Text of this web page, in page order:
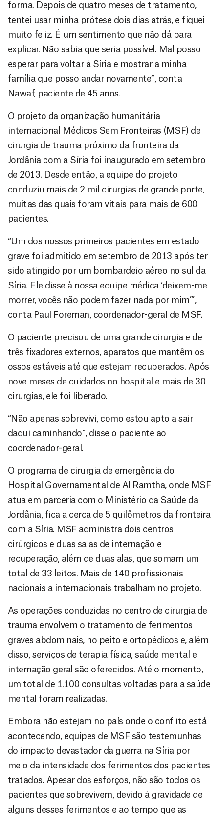
forma. Depois de quatro meses de tratamento,
tentei usar minha prótese dois dias atrás, e fiquei
muito feliz. É um sentimento que não dá para
explicar. Não sabia que seria possível. Mal posso
esperar para voltar à Síria e mostrar a minha
família que posso andar novamente”, conta
Nawaf, paciente de 45 anos.
O projeto da organização humanitária
internacional Médicos Sem Fronteiras (MSF) de
cirurgia de trauma próximo da fronteira da
Jordânia com a Síria foi inaugurado em setembro
de 2013. Desde então, a equipe do projeto
conduziu mais de 2 mil cirurgias de grande porte,
muitas das quais foram vitais para mais de 600
pacientes.
“Um dos nossos primeiros pacientes em estado
grave foi admitido em setembro de 2013 após ter
sido atingido por um bombardeio aéreo no sul da
Síria. Ele disse à nossa equipe médica ‘deixem-me
morrer, vocês não podem fazer nada por mim’”,
conta Paul Foreman, coordenador-geral de MSF.
O paciente precisou de uma grande cirurgia e de
três fixadores externos, aparatos que mantêm os
ossos estáveis até que estejam recuperados. Após
nove meses de cuidados no hospital e mais de 30
cirurgias, ele foi liberado.
“Não apenas sobrevivi, como estou apto a sair
daqui caminhando”, disse o paciente ao
coordenador-geral.
O programa de cirurgia de emergência do
Hospital Governamental de Al Ramtha, onde MSF
atua em parceria com o Ministério da Saúde da
Jordânia, fica a cerca de 5 quilômetros da fronteira
com a Síria. MSF administra dois centros
cirúrgicos e duas salas de internação e
recuperação, além de duas alas, que somam um
total de 33 leitos. Mais de 140 profissionais
nacionais a internacionais trabalham no projeto.
As operações conduzidas no centro de cirurgia de
trauma envolvem o tratamento de ferimentos
graves abdominais, no peito e ortopédicos e, além
disso, serviços de terapia física, saúde mental e
internação geral são oferecidos. Até o momento,
um total de 1.100 consultas voltadas para a saúde
mental foram realizadas.
Embora não estejam no país onde o conflito está
acontecendo, equipes de MSF são testemunhas
do impacto devastador da guerra na Síria por
meio da intensidade dos ferimentos dos pacientes
tratados. Apesar dos esforços, não são todos os
pacientes que sobrevivem, devido à gravidade de
alguns desses ferimentos e ao tempo que as